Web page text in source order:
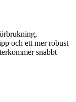
och ett mer robust
snabbt